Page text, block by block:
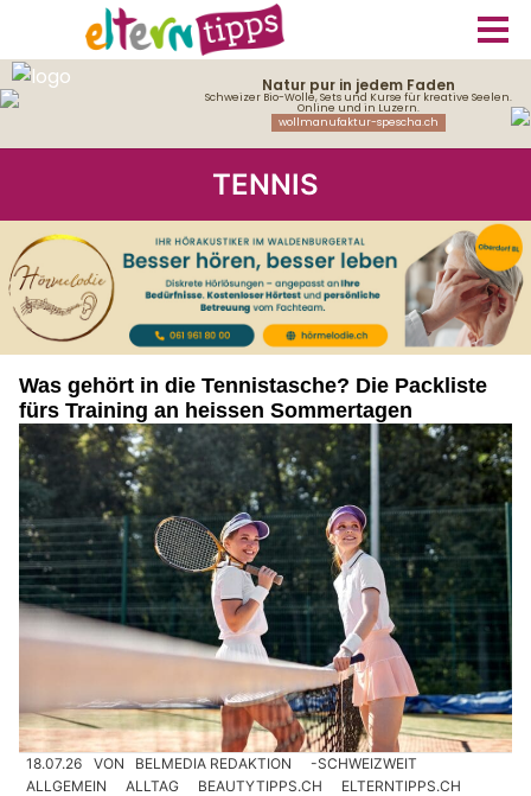
TENNIS
Was gehört in die Tennistasche? Die Packliste
fürs Training an heissen Sommertagen
18.07.26 VON BELMEDIA REDAKTION
-SCHWEIZWEIT
ALLGEMEIN
ALLTAG BEAUTYTIPPS.CH
ELTERNTIPPS.CH